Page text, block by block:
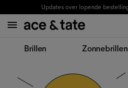
Updates over lopende
Brillen Zonnebrillen